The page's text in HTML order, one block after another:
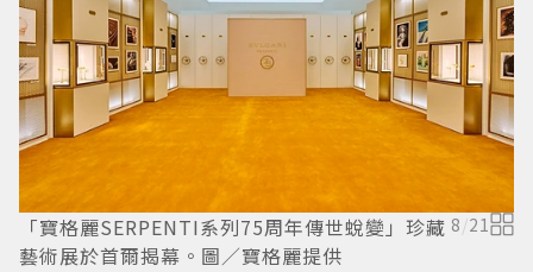
「寶格麗SERPENTI系列75周年傳世蛻變」珍藏
藝術展於首爾揭幕。圖／寶格麗提供
8/21